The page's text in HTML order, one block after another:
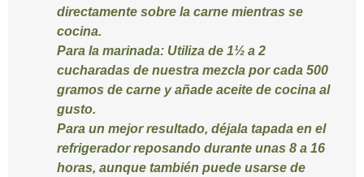
directamente sobre la carne mientras se
cocina.
Para la marinada: Utiliza de 1½ a 2
cucharadas de nuestra mezcla por cada 500
gramos de carne y añade aceite de cocina al
gusto.
Para un mejor resultado, déjala tapada en el
refrigerador reposando durante unas 8 a 16
horas, aunque también puede usarse de